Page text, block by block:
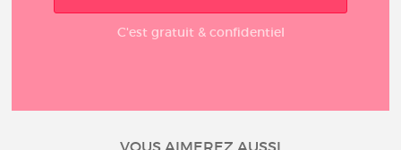
C'est gratuit & confidentiel
VOUS AIMEREZ AUSSI